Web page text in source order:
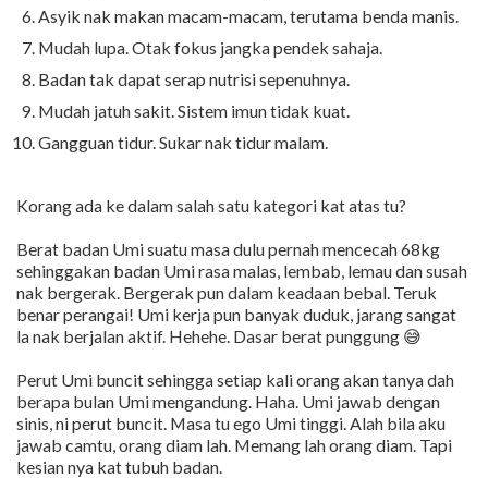
Asyik nak makan macam-macam, terutama benda manis.
Mudah lupa. Otak fokus jangka pendek sahaja.
Badan tak dapat serap nutrisi sepenuhnya.
Mudah jatuh sakit. Sistem imun tidak kuat.
Gangguan tidur. Sukar nak tidur malam.
Korang ada ke dalam salah satu kategori kat atas tu?
Berat badan Umi suatu masa dulu pernah mencecah 68kg
sehinggakan badan Umi rasa malas, lembab, lemau dan susah
nak bergerak. Bergerak pun dalam keadaan bebal. Teruk
benar perangai! Umi kerja pun banyak duduk, jarang sangat
la nak berjalan aktif. Hehehe. Dasar berat punggung 😅
Perut Umi buncit sehingga setiap kali orang akan tanya dah
berapa bulan Umi mengandung. Haha. Umi jawab dengan
sinis, ni perut buncit. Masa tu ego Umi tinggi. Alah bila aku
jawab camtu, orang diam lah. Memang lah orang diam. Tapi
kesian nya kat tubuh badan.